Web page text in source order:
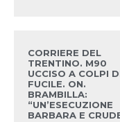
CORRIERE DEL
TRENTINO. M90
UCCISO A COLPI
FUCILE. ON.
BRAMBILLA:
“UN’ESECUZIONE
BARBARA E